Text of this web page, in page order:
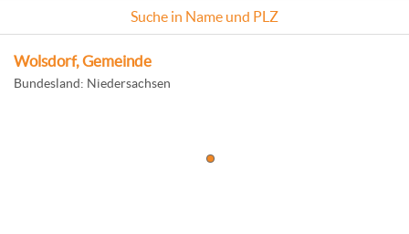
Suche in Name und PLZ
Wolsdorf, Gemeinde
Bundesland: Niedersachsen